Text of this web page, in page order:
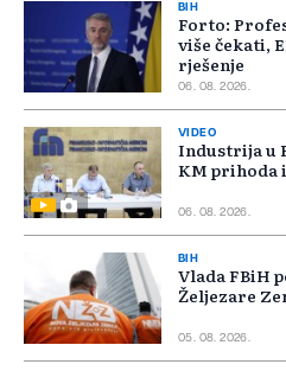
BIH
Forto:
više čekati,
rješenje
06. 08. 2026.
VIDEO
Industrija u
KM prihoda
06. 08. 2026.
BIH
Vlada FBiH
Željezare
05. 08. 2026.